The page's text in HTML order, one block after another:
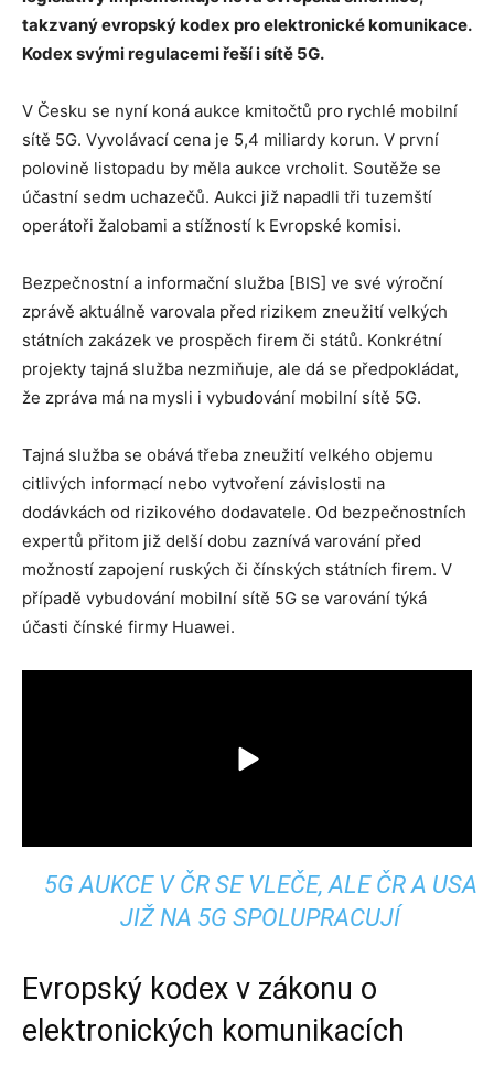
takzvaný evropský kodex pro elektronické komunikace.
Kodex svými regulacemi řeší i sítě 5G.
V Česku se nyní koná aukce kmitočtů pro rychlé mobilní
sítě 5G. Vyvolávací cena je 5,4 miliardy korun. V první
polovině listopadu by měla aukce vrcholit. Soutěže se
účastní sedm uchazečů. Aukci již napadli tři tuzemští
operátoři žalobami a stížností k Evropské komisi.
Bezpečnostní a informační služba [BIS] ve své výroční
zprávě aktuálně varovala před rizikem zneužití velkých
státních zakázek ve prospěch firem či států. Konkrétní
projekty tajná služba nezmiňuje, ale dá se předpokládat,
že zpráva má na mysli i vybudování mobilní sítě 5G.
Tajná služba se obává třeba zneužití velkého objemu
citlivých informací nebo vytvoření závislosti na
dodávkách od rizikového dodavatele. Od bezpečnostních
expertů přitom již delší dobu zaznívá varování před
možností zapojení ruských či čínských státních firem. V
případě vybudování mobilní sítě 5G se varování týká
účasti čínské firmy Huawei.
5G AUKCE V ČR SE VLEČE, ALE ČR A USA
JIŽ NA 5G SPOLUPRACUJÍ
Evropský kodex v zákonu o
elektronických komunikacích